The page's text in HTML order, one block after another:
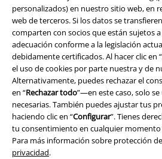
personalizados) en nuestro sitio web, en
web de terceros. Si los datos se transfieren
comparten con socios que están sujetos
adecuación conforme a la legislación
debidamente certificados. Al hacer clic en “
el uso de cookies por parte nuestra y de
Alternativamente, puedes rechazar el
en “Rechazar todo”—en este caso, solo
necesarias. También puedes ajustar tus
haciendo clic en “Configurar”. Tienes
tu consentimiento en cualquier momento
Para más información sobre protección
privacidad.
Legal
Términos y Condiciones
Aviso Legal
Ley protección de datos
Eliminación de residuos y protección del